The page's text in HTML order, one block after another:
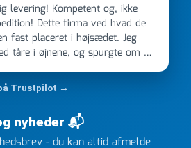
og, ikke
Dette firma ved hvad de
fast placeret i højsædet. Jeg
tåre i øjnene, og spurgte om de
ordre, fordi Davidsen A/S ikke
måneder gammel aftale. Jeg
og min store ordre kom dagen
ikke få armene ned, og næste
vil jeg ringe til dem
og venligste hilsner fra Rene
Trustpilot →
nyheder 📬
- du kan altid afmelde